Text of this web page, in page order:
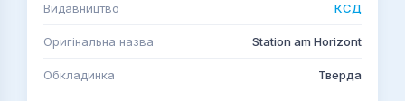
Видавництво КСД
Оригінальна назва Station am Horizont
Обкладинка Тверда